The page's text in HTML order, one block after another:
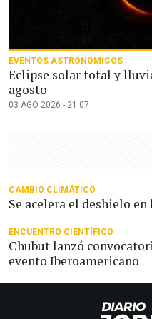
EVENTOS ASTRONÓMICOS
Eclipse solar total y
agosto
03 AGO 2026 - 21:07
CAMBIO CLIMÁTICO
Se acelera el deshielo
ENCUENTRO CIENTÍFICO
Chubut lanzó
evento Iberoamericano